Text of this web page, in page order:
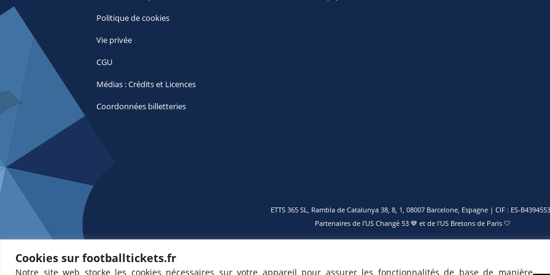
Cookies sur footballtickets.fr
Notre site web stocke les cookies nécessaires sur votre appareil pour assurer les fonctionnalités de base de manière
Politique de cookies
Vie privée
CGU
Médias : Crédits et Licences
Coordonnées billetteries
ETTS 365 SL, Rambla de Catalunya 38, 8, 1, 08007 Barcelone, Espagne | CIF : ES-
Partenaires de l'US Changé 53 💙 et de l'US Bretons de Paris 🤍